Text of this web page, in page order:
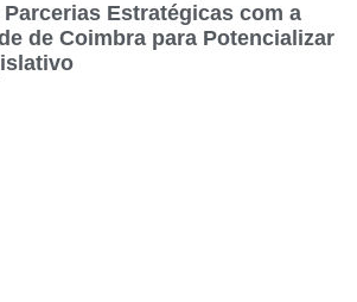
Estratégicas com a
de Coimbra para Potencializar